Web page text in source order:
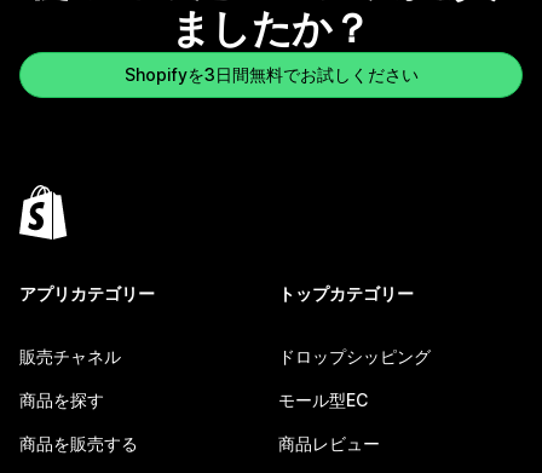
ましたか？
Shopifyを3日間無料でお試しください
アプリカテゴリー
販売チャネル
商品を探す
商品を販売する
トップカテゴリー
ドロップシッピング
モール型EC
商品レビュー